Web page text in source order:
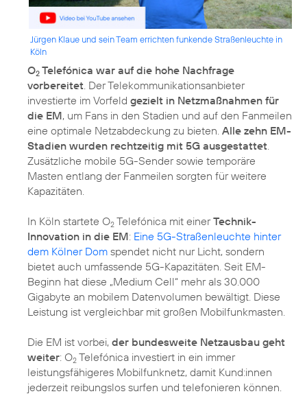
Jürgen Klaue und sein Team errichten funkende Straßenleuchte in
Köln
O2 Telefónica war auf die hohe Nachfrage
vorbereitet . Der Telekommunikationsanbieter
investierte im Vorfeld gezielt in Netzmaßnahmen für
die EM, um Fans in den Stadien und auf den Fanmeilen
eine optimale Netzabdeckung zu bieten. Alle zehn EM-
Stadien wurden rechtzeitig mit 5G ausgestattet
Zusätzliche mobile 5G-Sender sowie temporäre
Masten entlang der Fanmeilen sorgten für weitere
Kapazitäten.
In Köln startete O2 Telefónica mit einerTechnik-
Innovation in die EM: Eine 5G-Straßenleuchte hinter
dem Kölner Dom spendet nicht nur Licht, sondern
bietet auch umfassende 5G-Kapazitäten. Seit EM-
Beginn hat diese „Medium Cell“ mehr als 30.000
Gigabyte an mobilem Datenvolumen bewältigt. Diese
Leistung ist vergleichbar mit großen Mobilfunkmasten.
Die EM ist vorbei, der bundesweite Netzausbau geht
weiter: O2 Telefónica investiert in ein immer
leistungsfähigeres Mobilfunknetz, damit Kund:innen
jederzeit reibungslos surfen und telefonieren können.